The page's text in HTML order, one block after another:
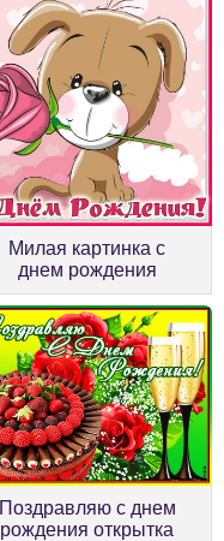
Милая картинка с
днем рождения
Поздравляю с днем
рождения открытка